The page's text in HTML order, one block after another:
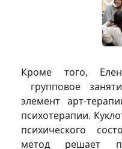
Кроме того,
групповое
элемент арт-
психотерапии.
психического
метод решает